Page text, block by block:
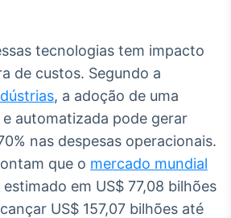
Componentes
para conteúdos e
funcionalidades
Broadcast
Wallboard
Conteúdos e
displays e telas
tecnologias tem impacto
de custos. Segundo a
, a adoção de uma
automatizada pode gerar
nas despesas operacionais.
que o mercado mundial
estimado em US$ 77,08 bilhões
US$ 157,07 bilhões até